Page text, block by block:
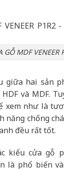
GỖ MDF VENEER
giữa hai sản
và MDF.
xem như là
năng chống
đều rất tốt.
kiểu cửa gỗ
là phổ biến và